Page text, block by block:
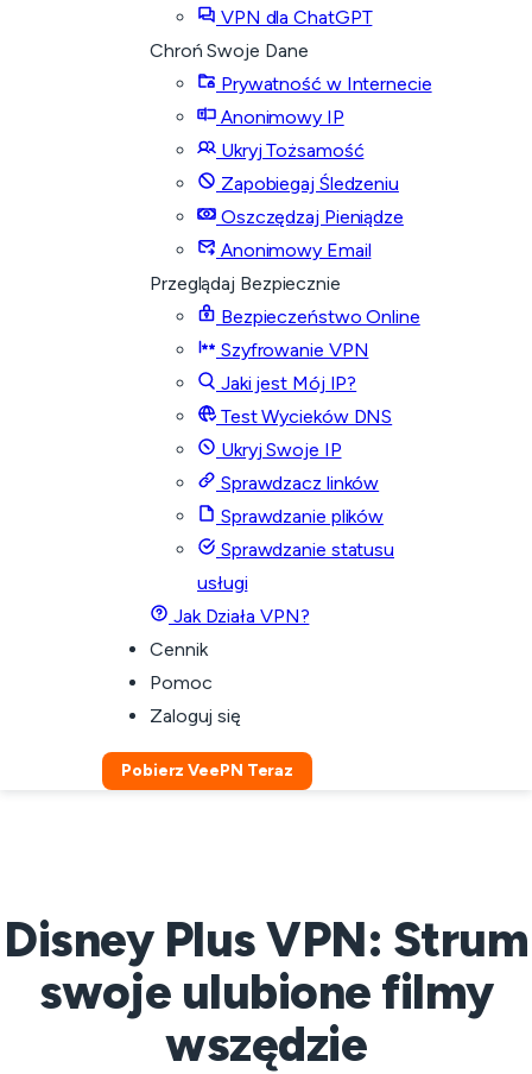
VPN dla ChatGPT
Chroń Swoje Dane
Prywatność w Internecie
Anonimowy IP
Ukryj Tożsamość
Zapobiegaj Śledzeniu
Oszczędzaj Pieniądze
Anonimowy Email
Przeglądaj Bezpiecznie
Bezpieczeństwo Online
Szyfrowanie VPN
Jaki jest Mój IP?
Test Wycieków DNS
Ukryj Swoje IP
Sprawdzacz linków
Sprawdzanie plików
Sprawdzanie statusu
usługi
Jak Działa VPN?
Cennik
Pomoc
Zaloguj się
Pobierz VeePN Teraz
Disney Plus VPN: Strum
swoje ulubione filmy
wszędzie